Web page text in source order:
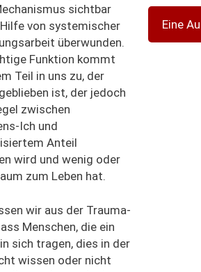
sichtbar
von systemischer
überwunden.
Funktion kommt
Teil in uns zu, der
ist, der jedoch
zwischen
Ich und
Anteil
wird und wenig oder
zum Leben hat.
wir aus der Trauma-
Menschen, die ein
sich tragen, dies in der
wissen oder nicht
Eine